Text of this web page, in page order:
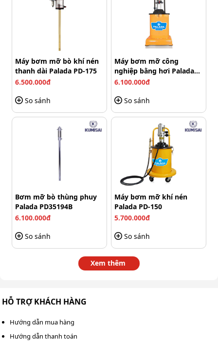
Phụ kiện máy bơm mỡ Palada PD-100
Palada PD-100 được thiết kế với giao diện thân thiện, các
thao tác vận hành cực kỳ đơn giản và trực quan, giúp
người dùng nhanh chóng làm quen và sử dụng hiệu
dàng, giúp tiết kiệm thời gian và công sức cho đội ngũ
kỹ thuật viên, đồng thời duy trì hiệu suất hoạt động ổn
Hướng dẫn sử dụng model Palada
PD-100 luôn bền bỉ, bơm mỡ nhanh
100một cách hiệu quả nhất, đảm bảo độ bền vượt trội
Máy bơm mỡ bò khí nén
thanh dài Palada PD-175
6.500.000đ
So sánh
Máy bơm mỡ công
nghiệp bằng hơi Palada
PD-85W
6.100.000đ
So sánh
Bơm mỡ bò thùng phuy
Palada PD35194B
6.100.000đ
So sánh
Máy bơm mỡ khí nén
Palada PD-150
5.700.000đ
So sánh
Xem thêm
HỖ TRỢ KHÁCH HÀNG
Hướng dẫn mua hàng
Hướng dẫn thanh toán